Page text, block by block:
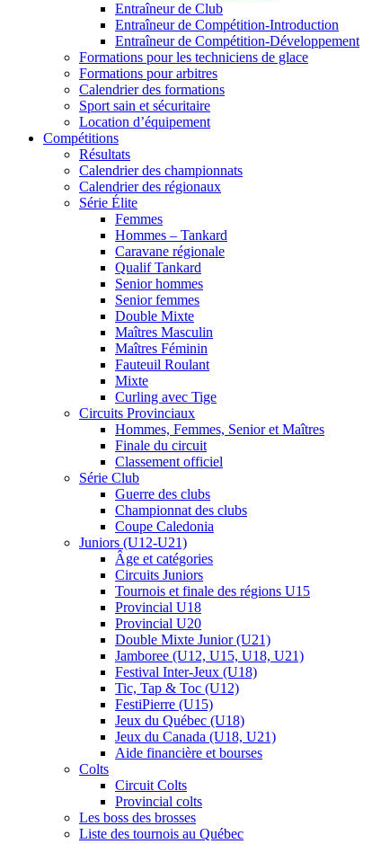
Entraîneur de Club
Entraîneur de Compétition-Introduction
Entraîneur de Compétition-Développement
Formations pour les techniciens de glace
Formations pour arbitres
Calendrier des formations
Sport sain et sécuritaire
Location d’équipement
Compétitions
Résultats
Calendrier des championnats
Calendrier des régionaux
Série Élite
Femmes
Hommes – Tankard
Caravane régionale
Qualif Tankard
Senior hommes
Senior femmes
Double Mixte
Maîtres Masculin
Maîtres Féminin
Fauteuil Roulant
Mixte
Curling avec Tige
Circuits Provinciaux
Hommes, Femmes, Senior et Maîtres
Finale du circuit
Classement officiel
Série Club
Guerre des clubs
Championnat des clubs
Coupe Caledonia
Juniors (U12-U21)
Âge et catégories
Circuits Juniors
Tournois et finale des régions U15
Provincial U18
Provincial U20
Double Mixte Junior (U21)
Jamboree (U12, U15, U18, U21)
Festival Inter-Jeux (U18)
Tic, Tap & Toc (U12)
FestiPierre (U15)
Jeux du Québec (U18)
Jeux du Canada (U18, U21)
Aide financière et bourses
Colts
Circuit Colts
Provincial colts
Les boss des brosses
Liste des tournois au Québec